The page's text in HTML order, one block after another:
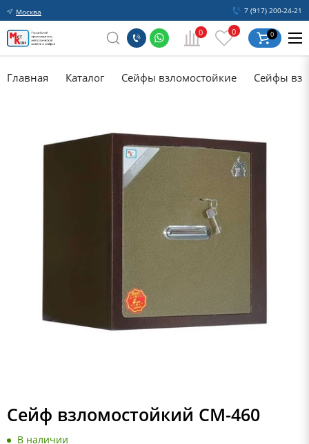
Москва 7 (917) 200-24-21
0 0 0
Главная Каталог Сейфы взломостойкие Сейфы
Сейф взломостойкий СМ-460
В наличии